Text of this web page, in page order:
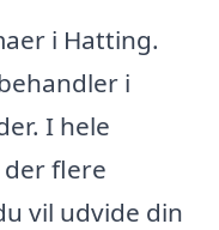
i Hatting.
i
I hele
flere
vil udvide din